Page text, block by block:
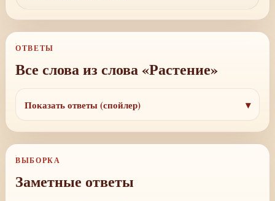
ОТВЕТЫ
Все слова из слова «Растение»
Показать ответы (спойлер)
ВЫБОРКА
Заметные ответы